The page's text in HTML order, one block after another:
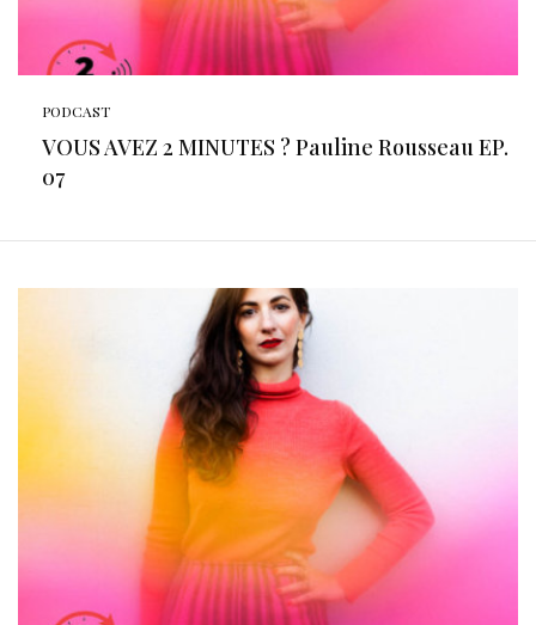
PODCAST
VOUS AVEZ 2 MINUTES ? Pauline Rousseau EP.
07